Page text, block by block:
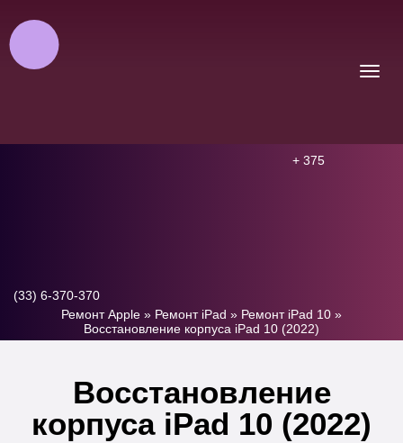
+ 375
(33) 6-370-370
Ремонт Apple » Ремонт iPad » Ремонт iPad 10 »
Восстановление корпуса iPad 10 (2022)
Восстановление
корпуса iPad 10 (2022)